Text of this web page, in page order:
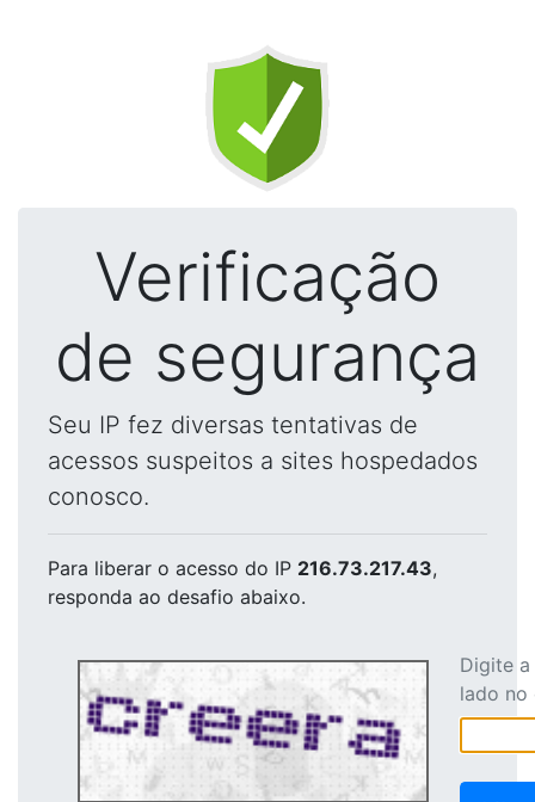
Verificação
de segurança
Seu IP fez diversas tentativas de
acessos suspeitos a sites hospedados
conosco.
Para liberar o acesso do IP 216.73.217.43,
responda ao desafio abaixo.
Digite
lado no